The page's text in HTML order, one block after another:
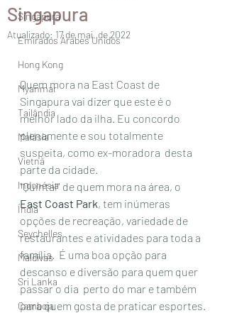
Singapura
Emirados Árabes Unidos
Hong Kong
Myanmar
Tailândia
Malásia
Vietnã
Indonésia
Índia
Seychelles
Maldivas
Sri Lanka
Camboja
Singapura
Atualizado: 17 de mai. de 2022
Quem mora na East Coast de
Singapura vai dizer que este é o
melhor lado da ilha. Eu concordo
plenamente e sou totalmente
suspeita, como ex-moradora  desta
parte da cidade.
"Quintal" de quem mora na área, o
East Coast Park, tem inúmeras
opções de recreação, variedade de
restaurantes e atividades para toda a
família.  É uma boa opção para
descanso e diversão para quem quer
passar o dia  perto do mar e também
para quem gosta de praticar esportes.